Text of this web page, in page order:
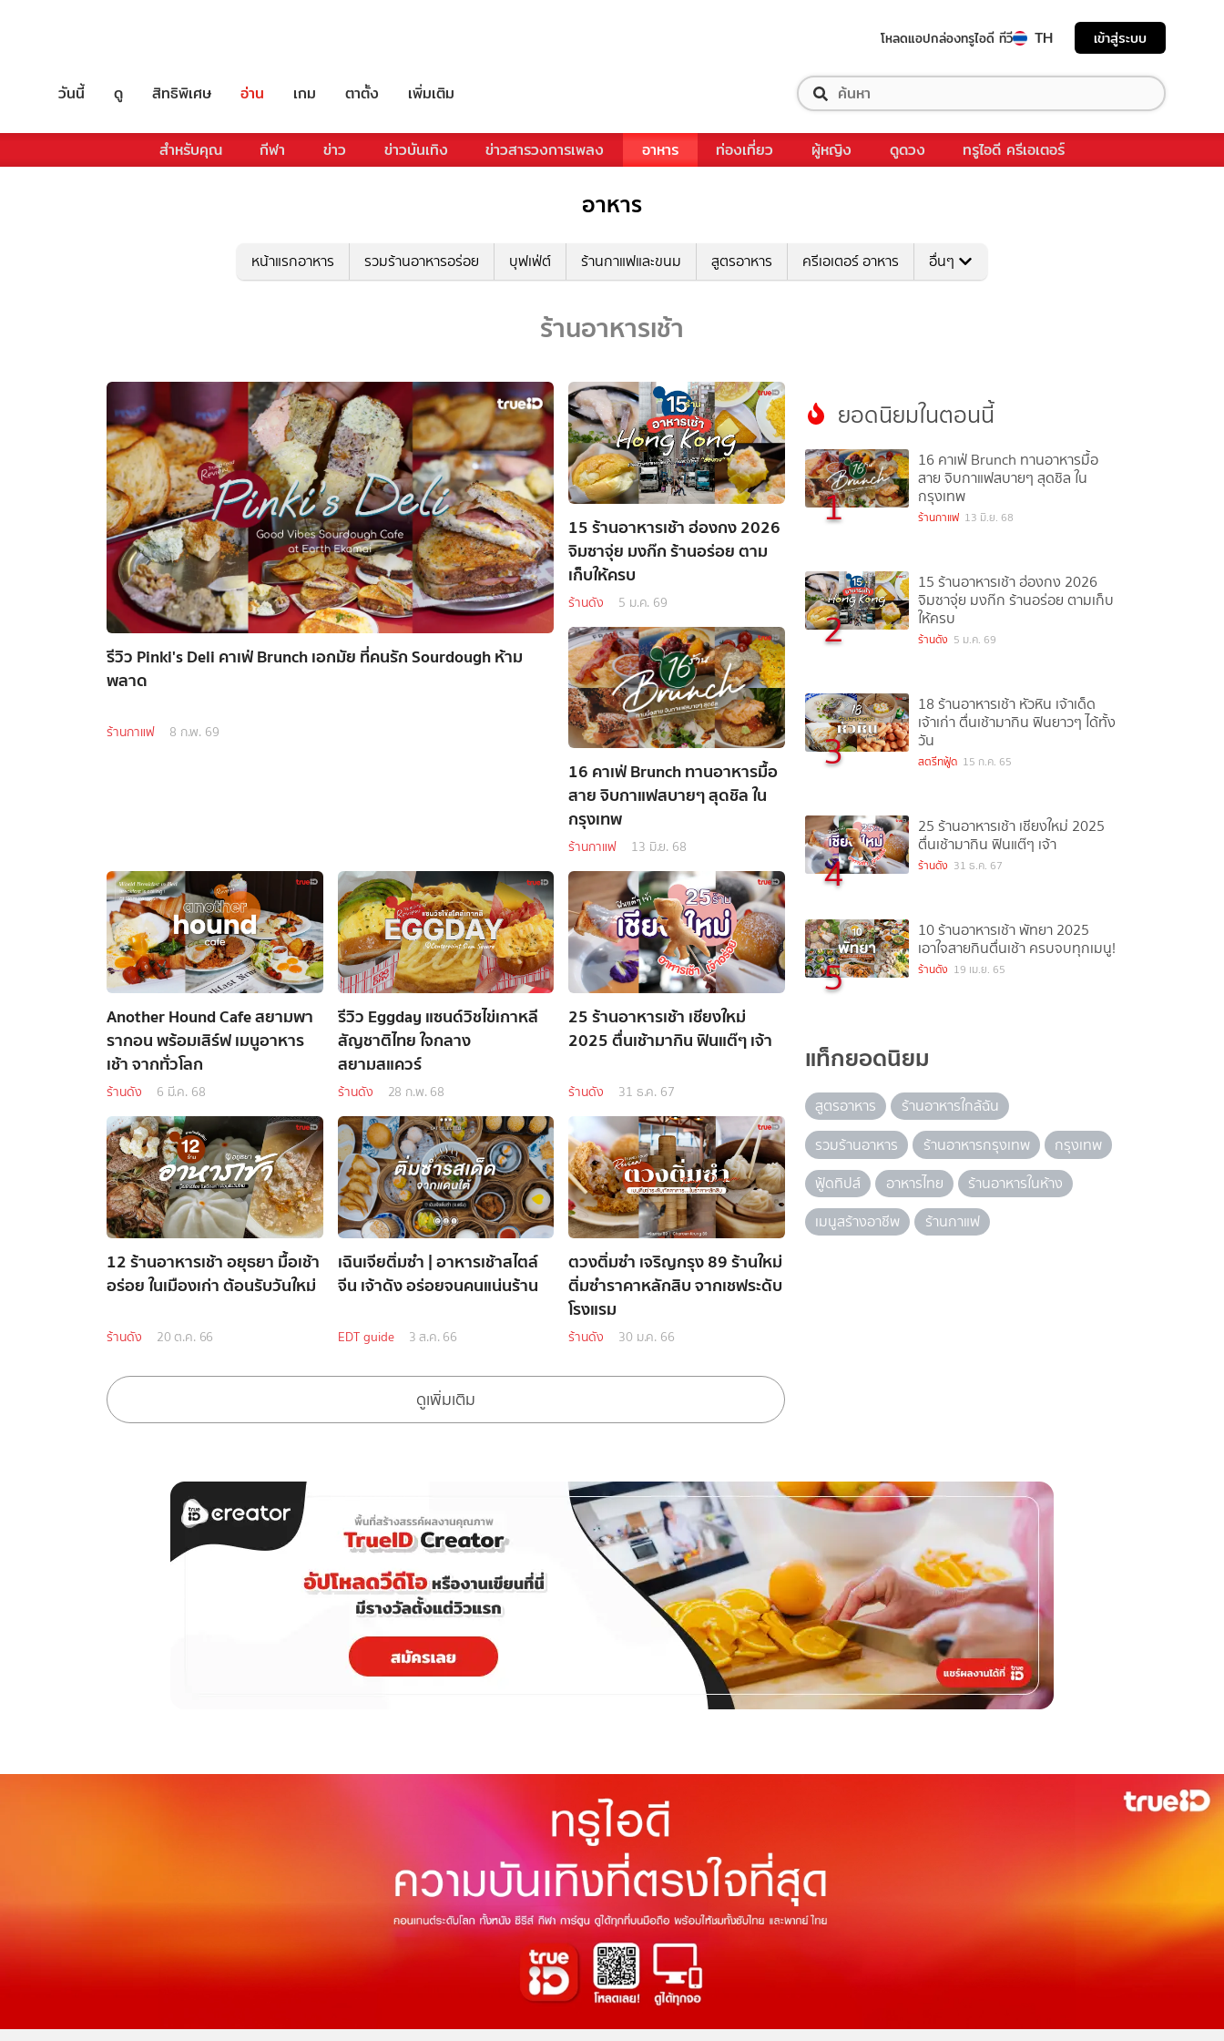
โหลดแอปกล่องทรูไอดี ทีวี TH เข้าสู่ระบบ
วันนี้ ดู สิทธิพิเศษ อ่าน เกม ตาตั้ง เพิ่มเติม
สำหรับคุณ กีฬา ข่าว ข่าวบันเทิง ข่าวสารวงการเพลง อาหาร ท่องเที่ยว ผู้หญิง ดูดวง ทรูไอดี ครีเอเตอร์
อาหาร
หน้าแรกอาหาร รวมร้านอาหารอร่อย บุฟเฟ่ต์ ร้านกาแฟและขนม สูตรอาหาร ครีเอเตอร์ อาหาร อื่นๆ
ร้านอาหารเช้า
รีวิว Pinki's Deli คาเฟ่ Brunch เอกมัย ที่คนรัก Sourdough ห้าม
พลาด
ร้านกาแฟ 8 ก.พ. 69
15 ร้านอาหารเช้า ฮ่องกง 2026
จิมซาจุ่ย มงก๊ก ร้านอร่อย ตาม
เก็บให้ครบ
ร้านดัง 5 ม.ค. 69
16 คาเฟ่ Brunch ทานอาหารมื้อ
สาย จิบกาแฟสบายๆ สุดชิล ใน
กรุงเทพ
ร้านกาแฟ 13 มิ.ย. 68
Another Hound Cafe สยามพา
รากอน พร้อมเสิร์ฟ เมนูอาหาร
เช้า จากทั่วโลก
ร้านดัง 6 มี.ค. 68
รีวิว Eggday แซนด์วิชไข่เกาหลี
สัญชาติไทย ใจกลาง
สยามสแควร์
ร้านดัง 28 ก.พ. 68
25 ร้านอาหารเช้า เชียงใหม่
2025 ตื่นเช้ามากิน ฟินแต๊ๆ เจ้า
ร้านดัง 31 ธ.ค. 67
12 ร้านอาหารเช้า อยุธยา มื้อเช้า
อร่อย ในเมืองเก่า ต้อนรับวันใหม่
ร้านดัง 20 ต.ค. 66
เฉินเจียติ่มซำ | อาหารเช้าสไตล์
จีน เจ้าดัง อร่อยจนคนแน่นร้าน
EDT guide 3 ส.ค. 66
ตวงติ่มซำ เจริญกรุง 89 ร้านใหม่
ติ่มซำราคาหลักสิบ จากเชฟระดับ
โรงแรม
ร้านดัง 30 ม.ค. 66
ดูเพิ่มเติม
ยอดนิยมในตอนนี้
1
16 คาเฟ่ Brunch ทานอาหารมื้อ
สาย จิบกาแฟสบายๆ สุดชิล ใน
กรุงเทพ
ร้านกาแฟ 13 มิ.ย. 68
2
15 ร้านอาหารเช้า ฮ่องกง 2026
จิมซาจุ่ย มงก๊ก ร้านอร่อย ตามเก็บ
ให้ครบ
ร้านดัง 5 ม.ค. 69
3
18 ร้านอาหารเช้า หัวหิน เจ้าเด็ด
เจ้าเก่า ตื่นเช้ามากิน ฟินยาวๆ ได้ทั้ง
วัน
สตรีทฟู้ด 15 ก.ค. 65
4
25 ร้านอาหารเช้า เชียงใหม่ 2025
ตื่นเช้ามากิน ฟินแต๊ๆ เจ้า
ร้านดัง 31 ธ.ค. 67
5
10 ร้านอาหารเช้า พัทยา 2025
เอาใจสายกินตื่นเช้า ครบจบทุกเมนู!
ร้านดัง 19 เม.ย. 65
แท็กยอดนิยม
สูตรอาหาร
ร้านอาหารใกล้ฉัน
รวมร้านอาหาร
ร้านอาหารกรุงเทพ
กรุงเทพ
ฟู้ดทิปส์
อาหารไทย
ร้านอาหารในห้าง
เมนูสร้างอาชีพ
ร้านกาแฟ